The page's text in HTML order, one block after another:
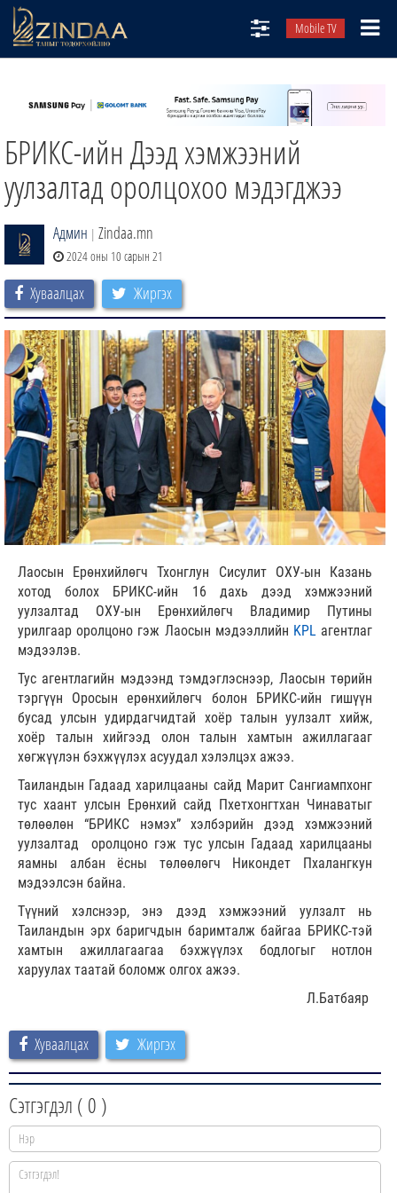
Mobile TV
ТВ8
ӨГЛӨӨНИЙ СОНИН
ЗИНДАА СЭТГҮҮЛ
БРИКС-ийн Дээд хэмжээний
уулзалтад оролцохоо мэдэгджээ
Админ | Zindaa.mn
2024 оны 10 сарын 21
Хуваалцах Жиргэх
Лаосын Ерөнхийлөгч Тхонглун Сисулит ОХУ-ын Казань
хотод болох БРИКС-ийн 16 дахь дээд хэмжээний
уулзалтад ОХУ-ын Ерөнхийлөгч Владимир Путины
урилгаар оролцоно гэж Лаосын мэдээллийн KPLагентлаг
мэдээлэв.
Тус агентлагийн мэдээнд тэмдэглэснээр, Лаосын төрийн
тэргүүн Оросын ерөнхийлөгч болон БРИКС-ийн гишүүн
бусад улсын удирдагчидтай хоёр талын уулзалт хийж,
хоёр талын хийгээд олон талын хамтын ажиллагааг
хөгжүүлэн бэхжүүлэх асуудал хэлэлцэх ажээ.
Таиландын Гадаад харилцааны сайд Марит Сангиампхонг
тус хаант улсын Ерөнхий сайд Пхетхонгтхан Чинаватыг
төлөөлөн “БРИКС нэмэх” хэлбэрийн дээд хэмжээний
уулзалтад оролцоно гэж тус улсын Гадаад харилцааны
яамны албан ёсны төлөөлөгч Никондет Пхалангкун
мэдээлсэн байна.
Түүний хэлснээр, энэ дээд хэмжээний уулзалт нь
Таиландын эрх баригчдын баримталж байгаа БРИКС-тэй
хамтын ажиллагаагаа бэхжүүлэх бодлогыг нотлон
харуулах таатай боломж олгох ажээ.
Л.Батбаяр
Хуваалцах Жиргэх
Сэтгэгдэл ( 0 )